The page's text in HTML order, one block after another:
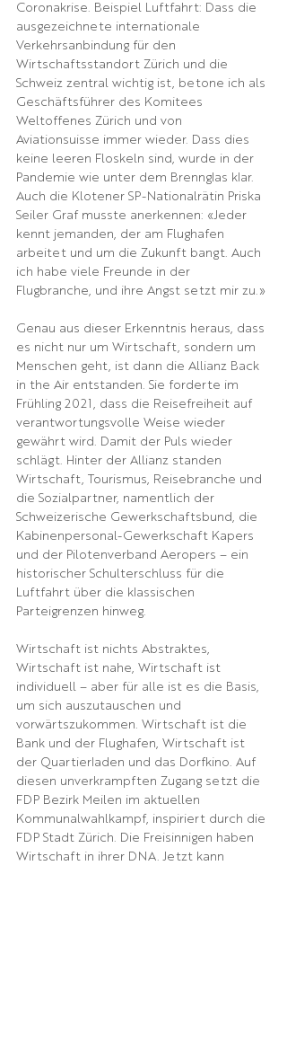
Coronakrise. Beispiel Luftfahrt: Dass die
ausgezeichnete internationale
Verkehrsanbindung für den
Wirtschaftsstandort Zürich und die
Schweiz zentral wichtig ist, betone ich als
Geschäftsführer des Komitees
Weltoffenes Zürich und von
Aviationsuisse immer wieder. Dass dies
keine leeren Floskeln sind, wurde in der
Pandemie wie unter dem Brennglas klar.
Auch die Klotener SP-Nationalrätin Priska
Seiler Graf musste anerkennen: «Jeder
kennt jemanden, der am Flughafen
arbeitet und um die Zukunft bangt. Auch
ich habe viele Freunde in der
Flugbranche, und ihre Angst setzt mir zu.»
Genau aus dieser Erkenntnis heraus, dass
es nicht nur um Wirtschaft, sondern um
Menschen geht, ist dann die Allianz Back
in the Air entstanden. Sie forderte im
Frühling 2021, dass die Reisefreiheit auf
verantwortungsvolle Weise wieder
gewährt wird. Damit der Puls wieder
schlägt. Hinter der Allianz standen
Wirtschaft, Tourismus, Reisebranche und
die Sozialpartner, namentlich der
Schweizerische Gewerkschaftsbund, die
Kabinenpersonal-Gewerkschaft Kapers
und der Pilotenverband Aeropers – ein
historischer Schulterschluss für die
Luftfahrt über die klassischen
Parteigrenzen hinweg.
Wirtschaft ist nichts Abstraktes,
Wirtschaft ist nahe, Wirtschaft ist
individuell – aber für alle ist es die Basis,
um sich auszutauschen und
vorwärtszukommen. Wirtschaft ist die
Bank und der Flughafen, Wirtschaft ist
der Quartierladen und das Dorfkino. Auf
diesen unverkrampften Zugang setzt die
FDP Bezirk Meilen im aktuellen
Kommunalwahlkampf, inspiriert durch die
FDP Stadt Zürich. Die Freisinnigen haben
Wirtschaft in ihrer DNA. Jetzt kann